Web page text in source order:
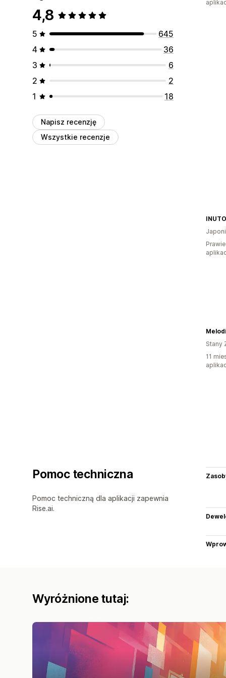
4,8
5
645
4
36
3
6
2
2
1
18
Napisz recenzję
Wszystkie recenzje
Stany
11
Pomoc techniczna
Pomoc techniczną dla aplikacji zapewnia
Rise.ai.
Wyróżnione tutaj: